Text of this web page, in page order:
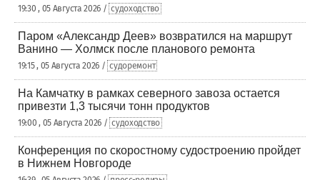
19:30 , 05 Августа 2026 / судоходство
Паром «Александр Деев» возвратился на маршрут
Ванино — Холмск после планового ремонта
19:15 , 05 Августа 2026 / судоремонт
На Камчатку в рамках северного завоза остается
привезти 1,3 тысячи тонн продуктов
19:00 , 05 Августа 2026 / судоходство
Конференция по скоростному судостроению пройдет
в Нижнем Новгороде